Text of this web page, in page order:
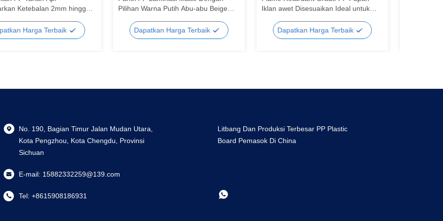
Ketebalan 2mm hingga
untuk Papan Nama Luar
Harga Terbaik
Pilihan Warna Putih Abu-abu Beige
Pemasaran Profesional
Dapatkan Harga Terbaik
Iklan awet Disesuaikan Ideal untuk
dan tampilan pemasaran
Dapatkan Harga Terbaik
No. 190, Bagian Timur Jalan Mudan Utara,
Kota Pengzhou, Kota Chengdu, Provinsi
Sichuan
E-mail: 15882332259@139.com
Tel: +8615908186931
Litbang Dan Produksi Terbesar PP Plastic
Board Pemasok Di China